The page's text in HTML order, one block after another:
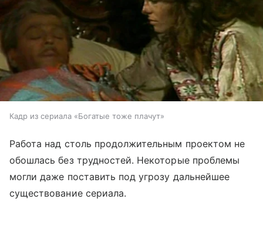
Кадр из сериала «Богатые тоже плачут»
Работа над столь продолжительным проектом не
обошлась без трудностей. Некоторые проблемы
могли даже поставить под угрозу дальнейшее
существование сериала.